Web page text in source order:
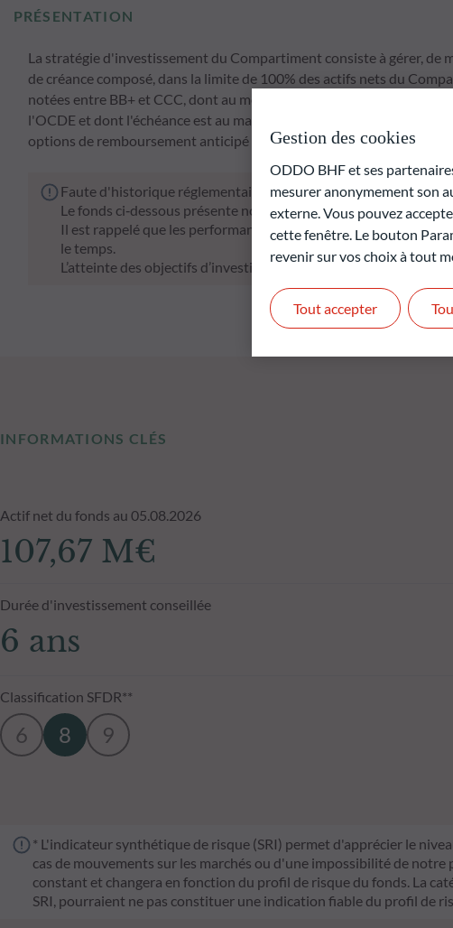
PRÉSENTATION
La stratégie d'investissement du Compartiment consiste à gérer,
de créance composé, dans la limite de 100% des actifs nets du
notées entre BB+ et CCC, dont au moins 60% sont émises par des
l'OCDE et dont l'échéance est au maximum de neuf mois et un jour
options de remboursement anticipé à la discrétion de la Société).
Faute d'historique réglementaire suffisant, la performance
Le fonds ci‑dessous présente notamment un risque de perte en
Il est rappelé que les performances passées ne préjugent pas
le temps.
L’atteinte des objectifs d’investissement ne peut être garantie.
INFORMATIONS CLÉS
Actif net du fonds au 05.08.2026
107,67 M€
Durée d'investissement conseillée
6 ans
Classification SFDR**
6 8 9
* L'indicateur synthétique de risque (SRI) permet d'apprécier le
cas de mouvements sur les marchés ou d'une impossibilité de
constant et changera en fonction du profil de risque du fonds. La
SRI, pourraient ne pas constituer une indication fiable du profil de
Gestion des cookies
ODDO BHF et ses
mesurer anonymement son
externe. Vous pouvez
cette fenêtre. Le bouton
revenir sur vos choix à tout
Tout accepter